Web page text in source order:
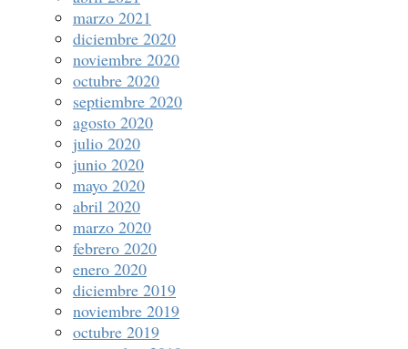
marzo 2021
diciembre 2020
noviembre 2020
octubre 2020
septiembre 2020
agosto 2020
julio 2020
junio 2020
mayo 2020
abril 2020
marzo 2020
febrero 2020
enero 2020
diciembre 2019
noviembre 2019
octubre 2019